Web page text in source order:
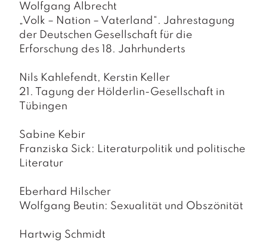
Wolfgang Albrecht
„Volk – Nation – Vaterland“. Jahrestagung
der Deutschen Gesellschaft für die
Erforschung des 18. Jahrhunderts
Nils Kahlefendt, Kerstin Keller
21. Tagung der Hölderlin-Gesellschaft in
Tübingen
Sabine Kebir
Franziska Sick: Literaturpolitik und politische
Literatur
Eberhard Hilscher
Wolfgang Beutin: Sexualität und Obszönität
Hartwig Schmidt